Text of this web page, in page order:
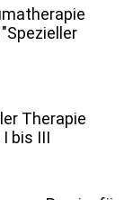
Therapie
bis III